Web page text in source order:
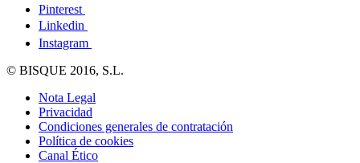
Pinterest
Linkedin
Instagram
© BISQUE 2016, S.L.
Nota Legal
Privacidad
Condiciones generales de contratación
Política de cookies
Canal Ético